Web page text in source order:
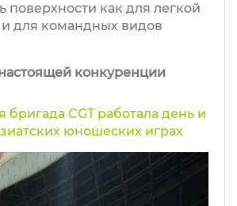
бригада CGT работала день и
юношеских играх
конкуренции
поверхности как для легкой
и для командных видов